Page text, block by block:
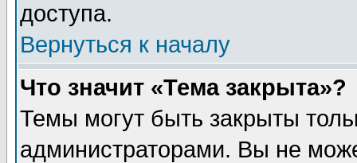
доступа.
Вернуться к началу
Что значит «Тема закрыта»?
Темы могут быть закрыты
администраторами. Вы не